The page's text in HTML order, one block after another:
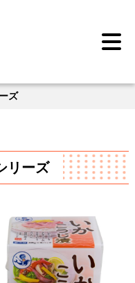
メ
ニ
ズ
リーズ